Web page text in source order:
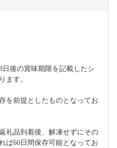
後の賞味期限を記載したシ
ます。
を前提としたものとなってお
礼品到着後、解凍せずにその
ば60日間保存可能となってお